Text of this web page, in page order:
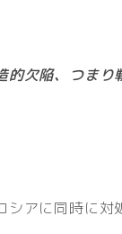
的欠陥、つま
アに同時に対